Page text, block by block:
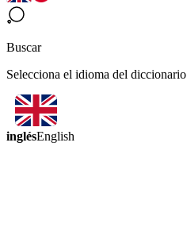
Buscar
Selecciona el idioma del diccionario
inglésEnglish